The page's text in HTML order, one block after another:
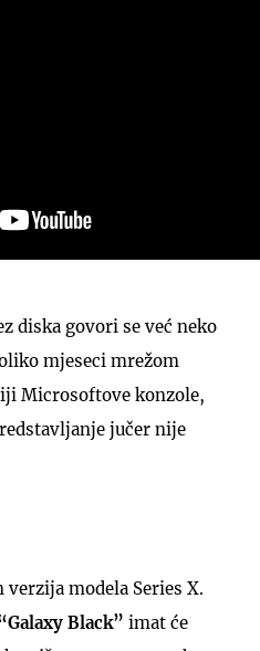
diska govori se već neko
mjeseci mrežom
Microsoftove konzole,
jučer nije
modela Series X.
Black” imat će